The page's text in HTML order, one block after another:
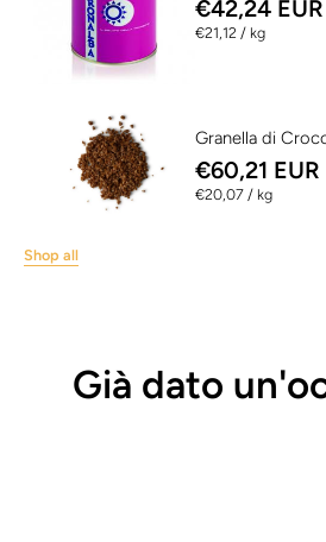
€42,24 EUR
€21,12 / per
kg
Granella di
€60,21 EUR
€20,07 / per
kg
Shop all
Già dato